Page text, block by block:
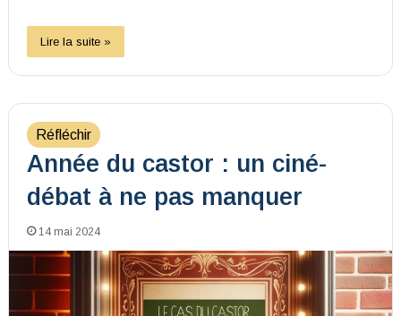
Lire la suite »
Réfléchir
Année du castor : un ciné-
débat à ne pas manquer
14 mai 2024